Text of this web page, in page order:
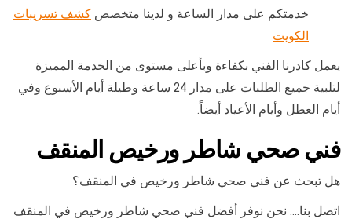
خدمتكم على مدار الساعة و لدينا متخصص كشف تسريبات
الكويت
يعمل كادرنا الفني بكفاءة وبأعلى مستوى من الخدمة المميزة
لتلبية جميع الطلبات على مدار 24 ساعة وطيلة أيام الأسبوع وفي
أيام العطل وأيام الأعياد أيضاً.
فني صحي شاطر ورخيص المنقف
هل تبحث عن فني صحي شاطر ورخيص في المنقف؟
اتصل بنا…. نحن نوفر أفضل فني صحي شاطر ورخيص في المنقف